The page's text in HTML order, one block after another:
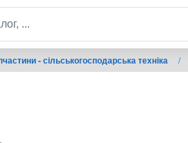
- сільськогосподарська техніка /